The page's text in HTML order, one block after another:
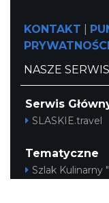
KONTAKT
PRYWATNOŚCI
NASZE
Serwis
SLASKIE.travel
Tematyczne
Szlak Kulinarny